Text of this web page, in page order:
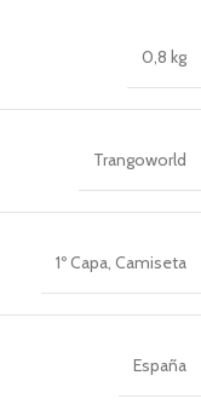
0,8 kg
Trangoworld
1º Capa, Camiseta
España